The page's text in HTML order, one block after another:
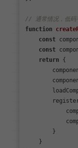
// 通常情况，低码
function
const
const
return {
        }
    }